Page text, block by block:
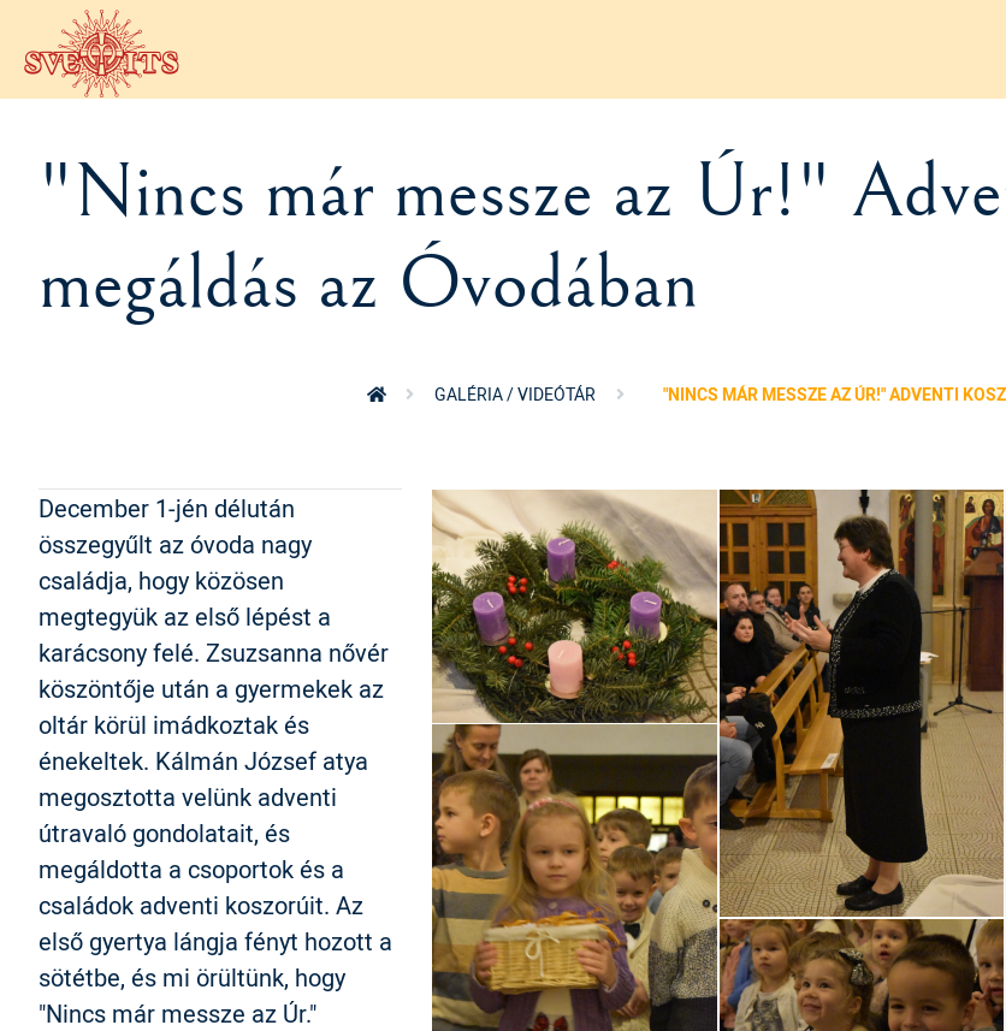
Ugrás a tartalomra
"Nincs már messze az Úr!"
megáldás az Óvodában
GALÉRIA / VIDEÓTÁR "NINCS MÁR MESSZE AZ ÚR!" ADVENTI
December 1-jén délután
összegyűlt az óvoda nagy
családja, hogy közösen
megtegyük az első lépést a
karácsony felé. Zsuzsanna nővér
köszöntője után a gyermekek az
oltár körül imádkoztak és
énekeltek. Kálmán József atya
megosztotta velünk adventi
útravaló gondolatait, és
megáldotta a csoportok és a
családok adventi koszorúit. Az
első gyertya lángja fényt hozott a
sötétbe, és mi örültünk, hogy
"Nincs már messze az Úr."